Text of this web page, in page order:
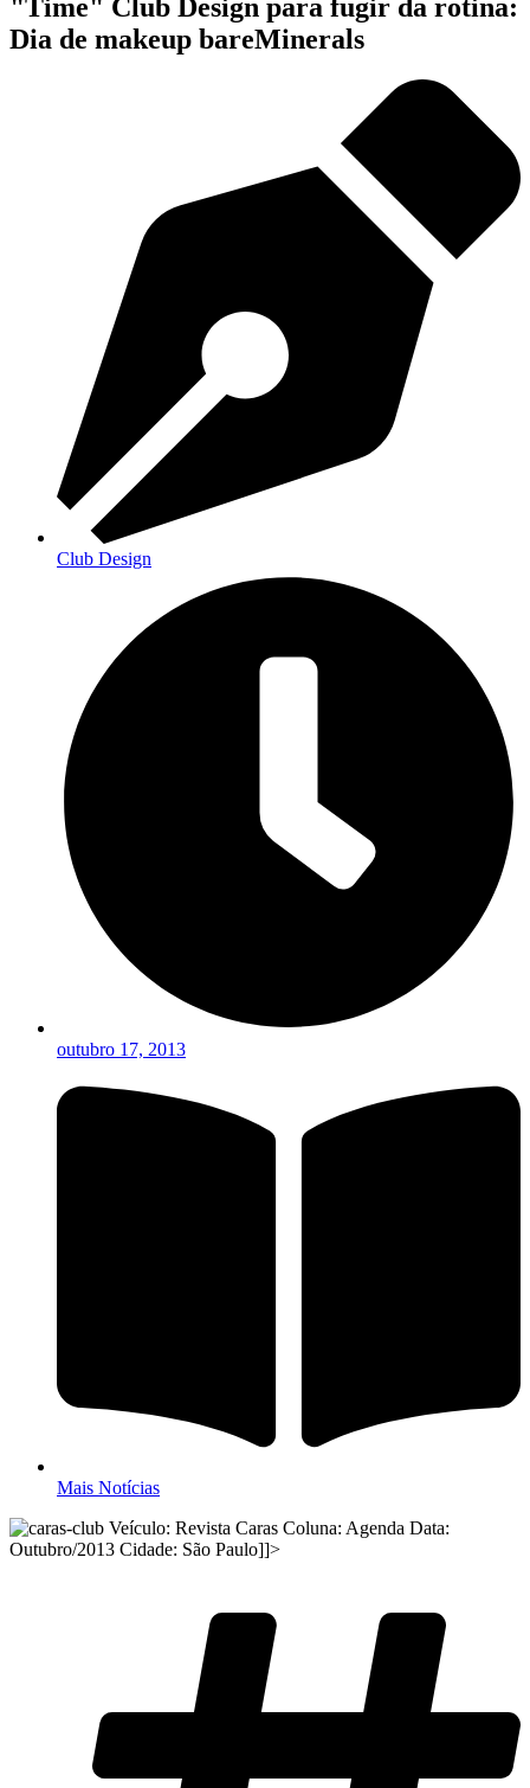
"Time" Club Design para fugir da rotina:
Dia de makeup bareMinerals
Club Design
outubro 17, 2013
Mais Notícias
Veículo: Revista Caras Coluna: Agenda Data:
Outubro/2013 Cidade: São Paulo]]>